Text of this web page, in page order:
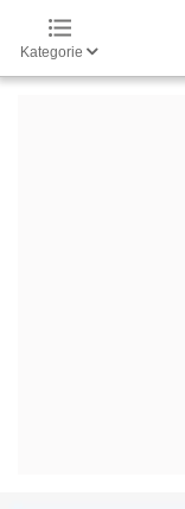
Kategorie